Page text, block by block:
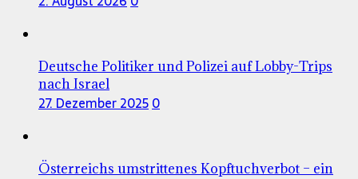
Deutsche Politiker und Polizei auf Lobby-Trips
nach Israel
27. Dezember 20250
Österreichs umstrittenes Kopftuchverbot – ein